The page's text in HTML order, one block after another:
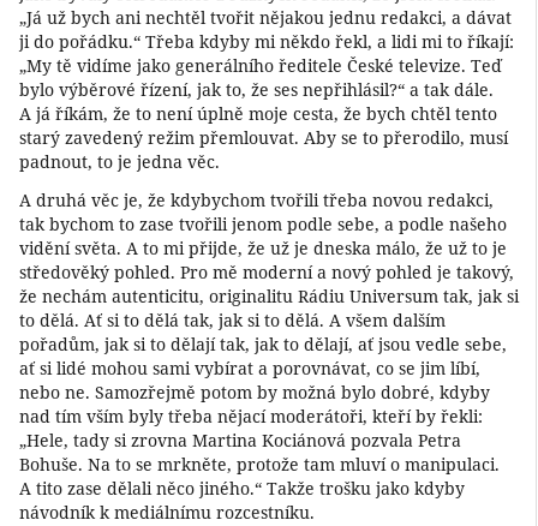
„Já už bych ani nechtěl tvořit nějakou jednu redakci, a dávat
ji do pořádku.“ Třeba kdyby mi někdo řekl, a lidi mi to říkají:
„My tě vidíme jako generálního ředitele České televize. Teď
bylo výběrové řízení, jak to, že ses nepřihlásil?“ a tak dále.
A já říkám, že to není úplně moje cesta, že bych chtěl tento
starý zavedený režim přemlouvat. Aby se to přerodilo, musí
padnout, to je jedna věc.
A druhá věc je, že kdybychom tvořili třeba novou redakci,
tak bychom to zase tvořili jenom podle sebe, a podle našeho
vidění světa. A to mi přijde, že už je dneska málo, že už to je
středověký pohled. Pro mě moderní a nový pohled je takový,
že nechám autenticitu, originalitu Rádiu Universum tak, jak si
to dělá. Ať si to dělá tak, jak si to dělá. A všem dalším
pořadům, jak si to dělají tak, jak to dělají, ať jsou vedle sebe,
ať si lidé mohou sami vybírat a porovnávat, co se jim líbí,
nebo ne. Samozřejmě potom by možná bylo dobré, kdyby
nad tím vším byly třeba nějací moderátoři, kteří by řekli:
„Hele, tady si zrovna Martina Kociánová pozvala Petra
Bohuše. Na to se mrkněte, protože tam mluví o manipulaci.
A tito zase dělali něco jiného.“ Takže trošku jako kdyby
návodník k mediálnímu rozcestníku.